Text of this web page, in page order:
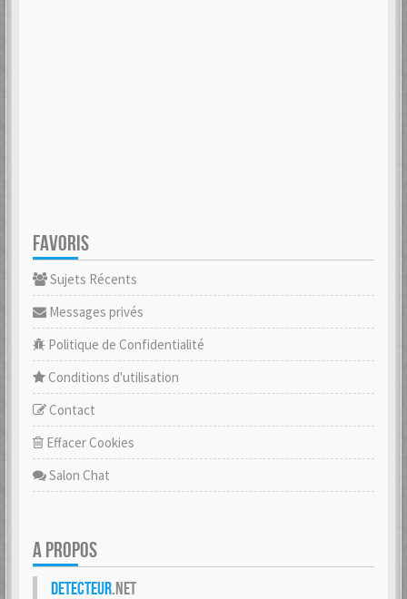
FAVORIS
Sujets Récents
Messages privés
Politique de Confidentialité
Conditions d'utilisation
Contact
Effacer Cookies
Salon Chat
A PROPOS
Detecteur.net